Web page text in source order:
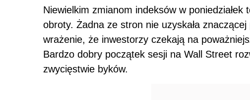
Niewielkim zmianom indeksów w poniedziałek
obroty. Żadna ze stron nie uzyskała
wrażenie, że inwestorzy czekają na
Bardzo dobry początek sesji na Wall Street
zwycięstwie byków.